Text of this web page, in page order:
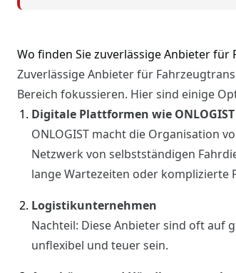
Wo finden Sie zuverlässige Anbieter für
Zuverlässige Anbieter für
Bereich fokussieren. Hier sind einige
Digitale Plattformen wie ONLOGIST
ONLOGIST macht die Organisation
Netzwerk von selbstständigen
lange Wartezeiten oder komplizierte
Logistikunternehmen
Nachteil: Diese Anbieter sind oft auf
unflexibel und teuer sein.